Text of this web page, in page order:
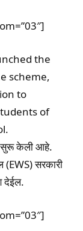
the
scheme,
to
of
सुरू केली आहे.
(EWS) सरकारी
देईल.